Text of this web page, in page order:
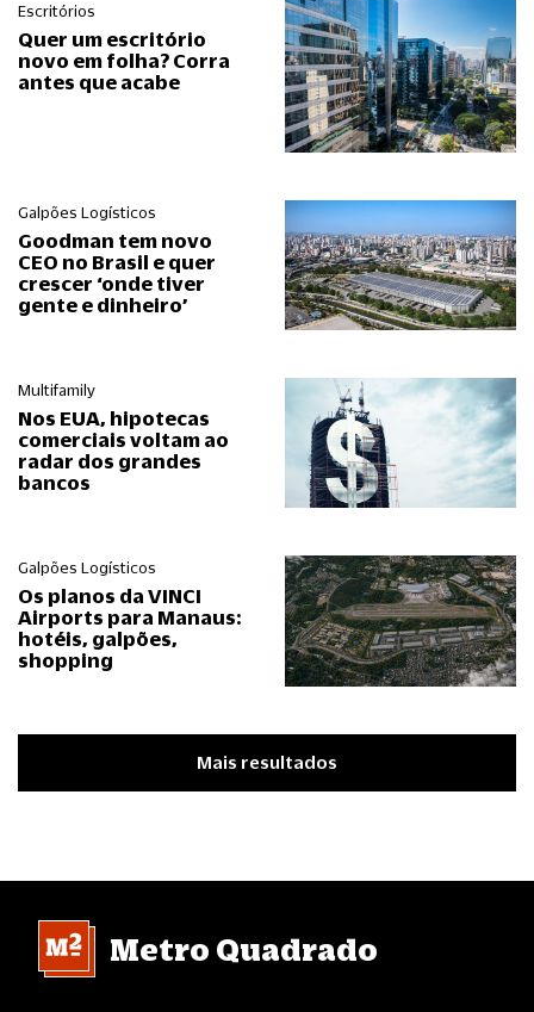
Escritórios
Quer um escritório
novo em folha? Corra
antes que acabe
Galpões Logísticos
Goodman tem novo
CEO no Brasil e quer
crescer ‘onde tiver
gente e dinheiro’
Multifamily
Nos EUA, hipotecas
comerciais voltam ao
radar dos grandes
bancos
Galpões Logísticos
Os planos da VINCI
Airports para Manaus:
hotéis, galpões,
shopping
Mais resultados
Metro Quadrado